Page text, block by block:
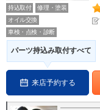
持込取付
修理・塗装
オイル交換
車検・点検・診断
パーツ持込み取付すべて
来店予約する